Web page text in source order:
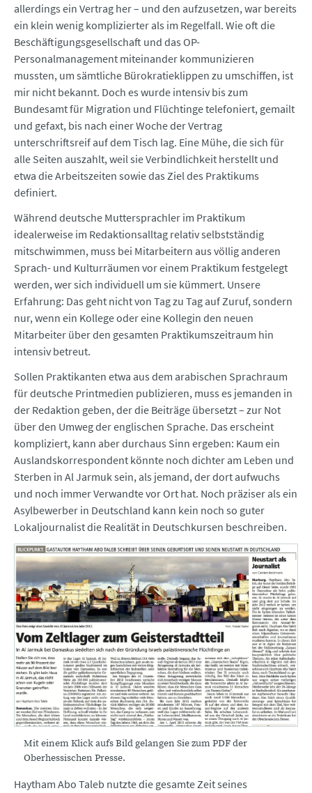
allerdings ein Vertrag her – und den aufzusetzen, war bereits
ein klein wenig komplizierter als im Regelfall. Wie oft die
Beschäftigungsgesellschaft und das OP-
Personalmanagement miteinander kommunizieren
mussten, um sämtliche Bürokratieklippen zu umschiffen, ist
mir nicht bekannt. Doch es wurde intensiv bis zum
Bundesamt für Migration und Flüchtinge telefoniert, gemailt
und gefaxt, bis nach einer Woche der Vertrag
unterschriftsreif auf dem Tisch lag. Eine Mühe, die sich für
alle Seiten auszahlt, weil sie Verbindlichkeit herstellt und
etwa die Arbeitszeiten sowie das Ziel des Praktikums
definiert.
Während deutsche Muttersprachler im Praktikum
idealerweise im Redaktionsalltag relativ selbstständig
mitschwimmen, muss bei Mitarbeitern aus völlig anderen
Sprach- und Kulturräumen vor einem Praktikum festgelegt
werden, wer sich individuell um sie kümmert. Unsere
Erfahrung: Das geht nicht von Tag zu Tag auf Zuruf, sondern
nur, wenn ein Kollege oder eine Kollegin den neuen
Mitarbeiter über den gesamten Praktikumszeitraum hin
intensiv betreut.
Sollen Praktikanten etwa aus dem arabischen Sprachraum
für deutsche Printmedien publizieren, muss es jemanden in
der Redaktion geben, der die Beiträge übersetzt – zur Not
über den Umweg der englischen Sprache. Das erscheint
kompliziert, kann aber durchaus Sinn ergeben: Kaum ein
Auslandskorrespondent könnte noch dichter am Leben und
Sterben in Al Jarmuk sein, als jemand, der dort aufwuchs
und noch immer Verwandte vor Ort hat. Noch präziser als ein
Asylbewerber in Deutschland kann kein noch so guter
Lokaljournalist die Realität in Deutschkursen beschreiben.
Mit einem Klick aufs Bild gelangen Sie zum PDF der
Oberhessischen Presse.
Haytham Abo Taleb nutzte die gesamte Zeit seines